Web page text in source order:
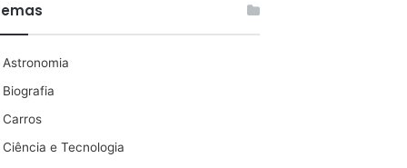
Astronomia
Biografia
Carros
Ciência e Tecnologia